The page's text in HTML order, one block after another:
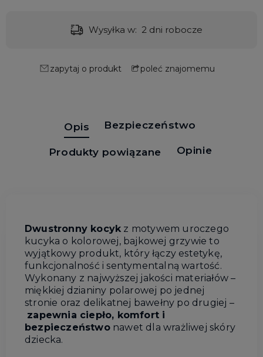
Wysyłka w: 2 dni robocze
zapytaj o produkt poleć znajomemu
Opis Bezpieczeństwo
Produkty powiązane Opinie
Dwustronny kocyk z motywem uroczego
kucyka o kolorowej, bajkowej grzywie to
wyjątkowy produkt, który łączy estetykę,
funkcjonalność i sentymentalną wartość.
Wykonany z najwyższej jakości materiałów –
miękkiej dzianiny polarowej po jednej
stronie oraz delikatnej bawełny po drugiej –
zapewnia ciepło, komfort i
bezpieczeństwonawet dla wrażliwej skóry
dziecka.